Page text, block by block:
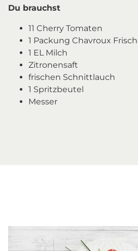
Du brauchst
11 Cherry Tomaten
1 Packung Chavroux
1 EL Milch
Zitronensaft
frischen Schnittlauch
1 Spritzbeutel
Messer